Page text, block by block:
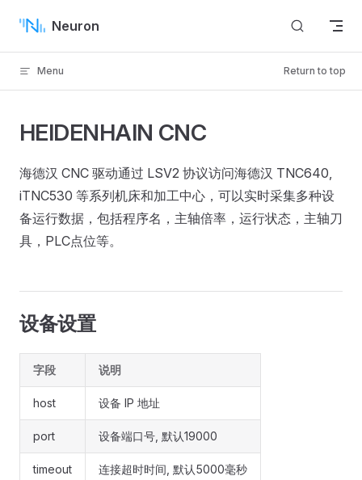
Skip to content
Neuron
Menu Return to top
HEIDENHAIN CNC
海德汉 CNC 驱动通过 LSV2 协议访问海德汉 TNC640,
iTNC530 等系列机床和加工中心，可以实时采集多种设
备运行数据，包括程序名，主轴倍率，运行状态，主轴刀
具，PLC点位等。
设备设置
字段 说明
host 设备 IP 地址
port 设备端口号, 默认19000
timeout 连接超时时间, 默认5000毫秒